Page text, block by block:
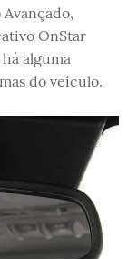
OnStar
alguma
do veículo.